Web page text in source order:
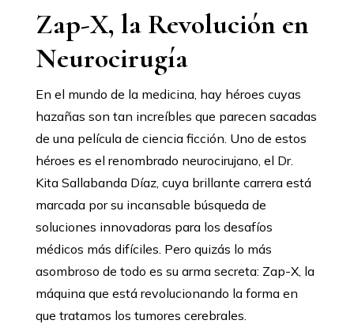
Zap-X, la Revolución en
Neurocirugía
En el mundo de la medicina, hay héroes cuyas
hazañas son tan increíbles que parecen sacadas
de una película de ciencia ficción. Uno de estos
héroes es el renombrado neurocirujano, el Dr.
Kita Sallabanda Díaz, cuya brillante carrera está
marcada por su incansable búsqueda de
soluciones innovadoras para los desafíos
médicos más difíciles. Pero quizás lo más
asombroso de todo es su arma secreta: Zap-X, la
máquina que está revolucionando la forma en
que tratamos los tumores cerebrales.